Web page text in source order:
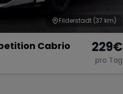
Filderstadt (37 km)
Cabrio 229€
pro Tag